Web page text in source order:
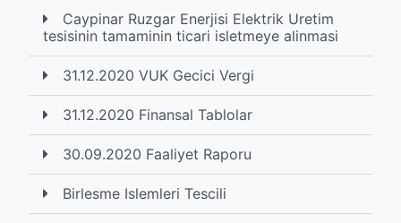
Caypinar Ruzgar Enerjisi Elektrik Uretim
tesisinin tamaminin ticari isletmeye alinmasi
31.12.2020 VUK Gecici Vergi
31.12.2020 Finansal Tablolar
30.09.2020 Faaliyet Raporu
Birlesme Islemleri Tescili